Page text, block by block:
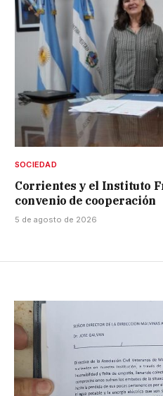
SOCIEDAD
Corrientes y el Instituto
convenio de cooperación
5 de agosto de 2026